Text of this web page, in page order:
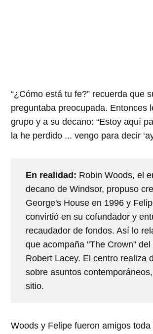
“¿Cómo está tu fe?” recuerda que
preguntaba preocupada. Entonces
grupo y a su decano: “Estoy aquí
la he perdido ... vengo para decir
En realidad: Robin Woods, el
decano de Windsor, propuso
George's House en 1996 y
convirtió en su cofundador y
recaudador de fondos. Así lo
que acompaña "The Crown"
Robert Lacey. El centro realiza
sobre asuntos
sitio.
Woods y Felipe fueron amigos toda